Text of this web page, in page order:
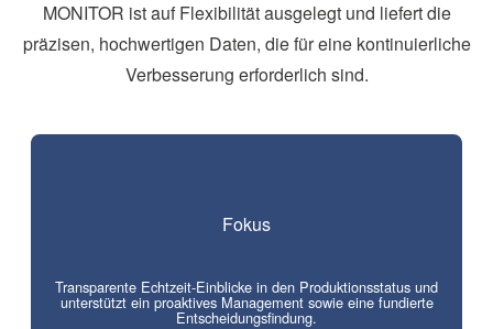
MONITOR ist auf Flexibilität ausgelegt und liefert die
präzisen, hochwertigen Daten, die für eine kontinuierliche
Verbesserung erforderlich sind.
Fokus
Transparente Echtzeit-Einblicke in den Produktionsstatus und
unterstützt ein proaktives Management sowie eine fundierte
Entscheidungsfindung.